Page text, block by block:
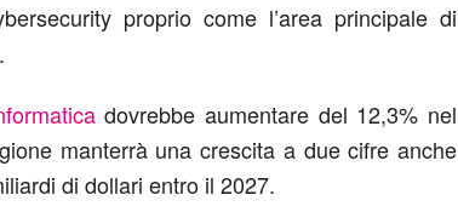
proprio come l’area principale di
dovrebbe aumentare del 12,3% nel
manterrà una crescita a due cifre anche
di dollari entro il 2027.